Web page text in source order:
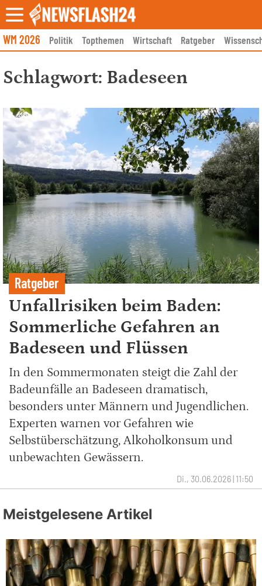
Skip
to
content
WM 2026 Politik Topthemen Wirtschaft Ratgeber
Schlagwort: Badeseen
Ratgeber
Unfallrisiken beim Baden:
Sommerliche Gefahren an
Badeseen und Flüssen
In den Sommermonaten steigt die Zahl der
Badeunfälle an Badeseen dramatisch,
besonders unter Männern und Jugendlichen.
Experten warnen vor Gefahren wie
Selbstüberschätzung, Alkoholkonsum und
unbewachten Gewässern.
Di., 30.06.2026 | 11:50
Meistgelesene Artikel